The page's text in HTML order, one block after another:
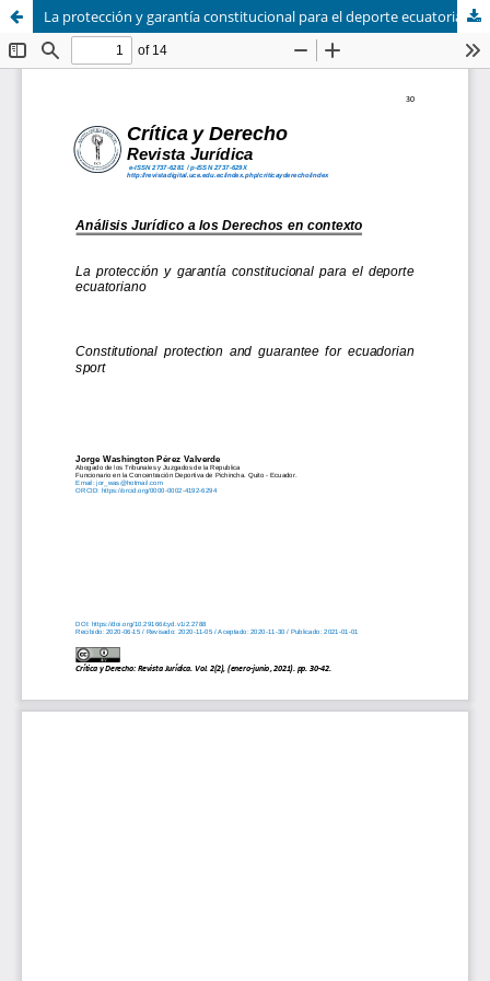
La protección y garantía constitucional para el deporte ecuatoriano